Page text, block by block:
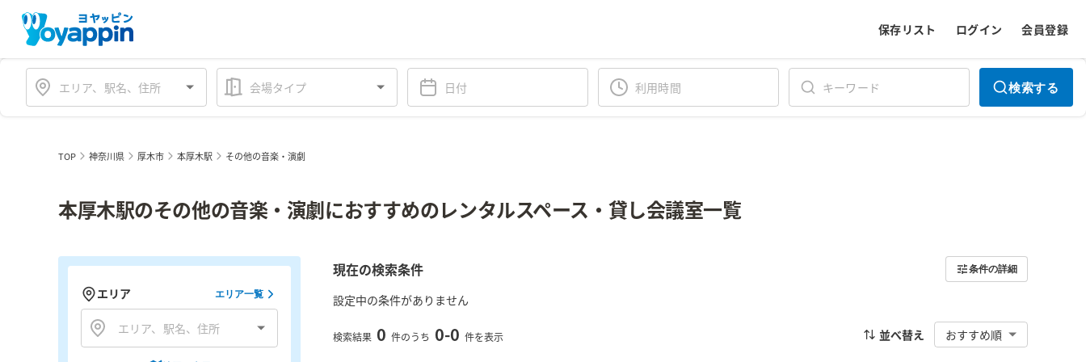
保存リスト ログイン 会員登録
会場タイプ 検索する
TOP 神奈川県 厚木市 本厚木駅 その他の音楽・演劇
本厚木駅のその他の音楽・演劇におすすめのレンタルスペース・貸し会議室一覧
現在の検索条件 条件の詳細
設定中の条件がありません
検索結果 0 件のうち 0-0 件を表示 並べ替え おすすめ順
エリア エリア一覧